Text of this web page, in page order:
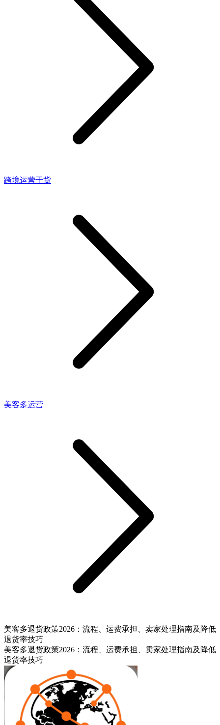
跨境运营干货
美客多运营
美客多退货政策2026：流程、运费承担、卖家处理指南及降低
退货率技巧
美客多退货政策2026：流程、运费承担、卖家处理指南及降低
退货率技巧